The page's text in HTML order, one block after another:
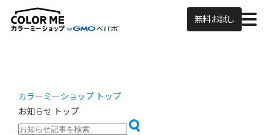
無料お試し
カラーミーショップ トップ
お知らせ トップ